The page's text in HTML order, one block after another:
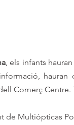
, els infants
Comerç
de Multiópticas